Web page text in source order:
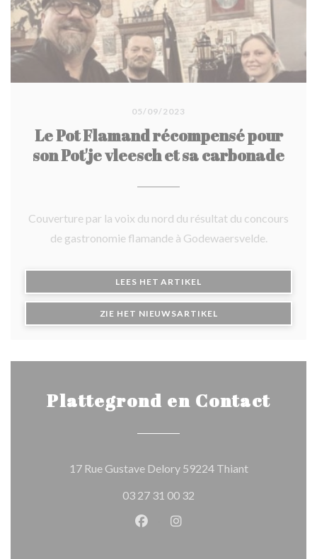
05/09/2023
Le Pot Flamand récompensé pour
son Pot'je vleesch et sa carbonade
Couverture par la voix du nord du résultat du concours
de gastronomie flamande à Godewaersvelde.
LEES HET ARTIKEL((OPENT IN EEN NIEUW
ZIE HET NIEUWSARTIKEL((OPENT IN EEN
Plattegrond en Contact
17 Rue Gustave Delory 59224 Thiant((opent in een
03 27 31 00 32
Facebook ((opent in een nieuw
Instagram ((opent in een